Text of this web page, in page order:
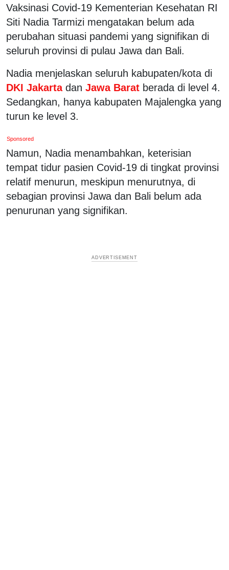
Vaksinasi Covid-19 Kementerian Kesehatan RI
Siti Nadia Tarmizi mengatakan belum ada
perubahan situasi pandemi yang signifikan di
seluruh provinsi di pulau Jawa dan Bali.
Nadia menjelaskan seluruh kabupaten/kota di
DKI Jakarta dan Jawa Barat berada di level 4.
Sedangkan, hanya kabupaten Majalengka yang
turun ke level 3.
Sponsored
Namun, Nadia menambahkan, keterisian
tempat tidur pasien Covid-19 di tingkat provinsi
relatif menurun, meskipun menurutnya, di
sebagian provinsi Jawa dan Bali belum ada
penurunan yang signifikan.